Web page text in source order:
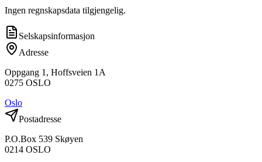
Ingen regnskapsdata tilgjengelig.
Selskapsinformasjon
Adresse
Oppgang 1, Hoffsveien 1A
0275 OSLO
Oslo
Postadresse
P.O.Box 539 Skøyen
0214 OSLO